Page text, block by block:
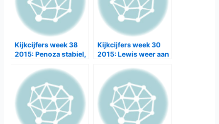
Kijkcijfers week 38
2015: Penoza stabiel,
Kijkcijfers week 30
2015: Lewis weer aan